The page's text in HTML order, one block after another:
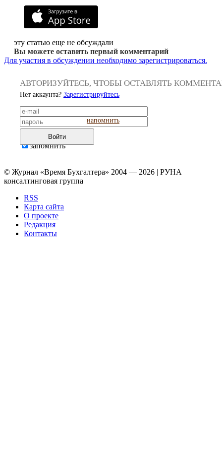
эту статью еще не обсуждали
Вы можете оставить первый комментарий
Для участия в обсуждении необходимо зарегистрироваться.
АВТОРИЗУЙТЕСЬ, ЧТОБЫ ОСТАВЛЯТЬ
Нет аккаунта? Зарегистрируйтесь
напомнить
Войти
запомнить
© Журнал «Время Бухгалтера» 2004 — 2026 | РУНА
консалтинговая группа
RSS
Карта сайта
О проекте
Редакция
Контакты